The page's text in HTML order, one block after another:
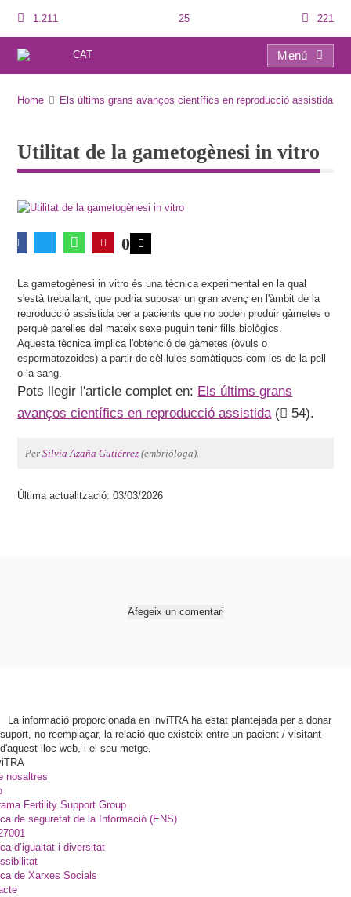
1.211 25 221
CAT
Menú
Home Els últims grans avanços científics en reproducció assistida
Utilitat de la gametogènesi in vitro
0
La gametogènesi in vitro és una tècnica experimental en la qual
s'està treballant, que podria suposar un gran avenç en l'àmbit de la
reproducció assistida per a pacients que no poden produir gàmetes o
perquè parelles del mateix sexe puguin tenir fills biològics.
Aquesta tècnica implica l'obtenció de gàmetes (òvuls o
espermatozoides) a partir de cèl·lules somàtiques com les de la pell
o la sang.
Pots llegir l'article complet en: Els últims grans
avanços científics en reproducció assistida( 54).
PerSilvia Azaña Gutiérrez (embrióloga).
Última actualització: 03/03/2026
Afegeix un comentari
La informació proporcionada en inviTRA ha estat plantejada per a donar
suport, no reemplaçar, la relació que existeix entre un pacient / visitant
d'aquest lloc web, i el seu metge.
nosaltres
Fertility Support Group
de seguretat de la Informació (ENS)
d’igualtat i diversitat
de Xarxes Socials